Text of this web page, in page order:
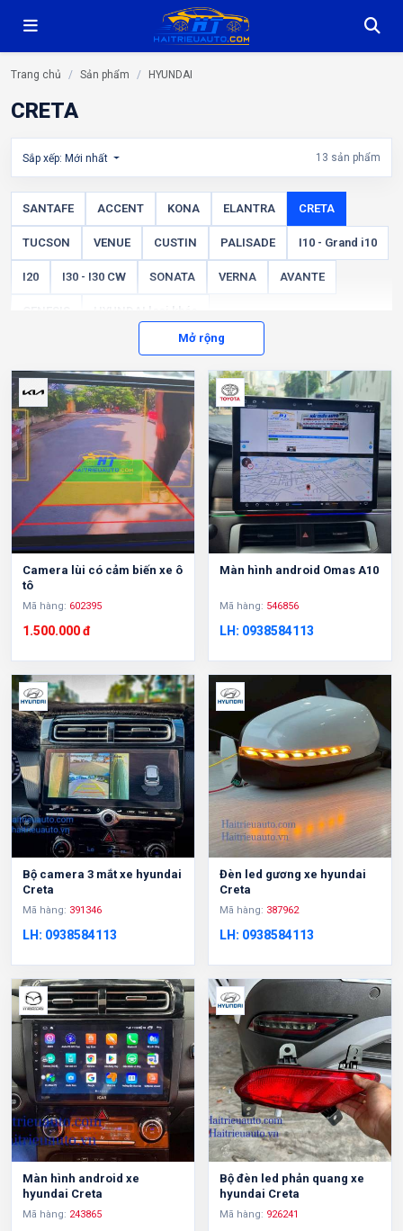
Trang chủ Sản phẩm HYUNDAI
CRETA
Sắp xếp: Mới nhất 13 sản phẩm
SANTAFE ACCENT KONA ELANTRA CRETA
TUCSON VENUE CUSTIN PALISADE I10 - Grand i10
I20 I30 - I30 CW SONATA VERNA AVANTE
Mở rộng
Camera lùi có cảm biến xe ô
tô
Mã hàng: 602395
1.500.000 đ
Màn hình android Omas A10
Mã hàng: 546856
LH: 0938584113
Bộ camera 3 mắt xe hyundai
Creta
Mã hàng: 391346
LH: 0938584113
Đèn led gương xe hyundai
Creta
Mã hàng: 387962
LH: 0938584113
Màn hình android xe
hyundai Creta
Mã hàng: 243865
Bộ đèn led phản quang xe
hyundai Creta
Mã hàng: 926241